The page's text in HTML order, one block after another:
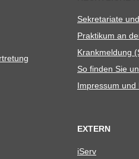
Sekre­ta­riate
Prak­ti­kum an
Krank­mel­dung
So fin­den Sie
Impres­sum und
EXTERN
iServ